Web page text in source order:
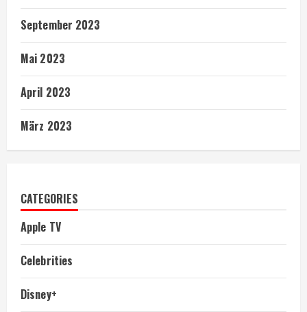
September 2023
Mai 2023
April 2023
März 2023
CATEGORIES
Apple TV
Celebrities
Disney+